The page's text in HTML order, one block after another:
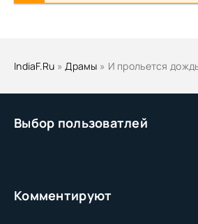
Выбор пользоватлей
Комментируют
IndiaF.Ru » Драмы » И прольется